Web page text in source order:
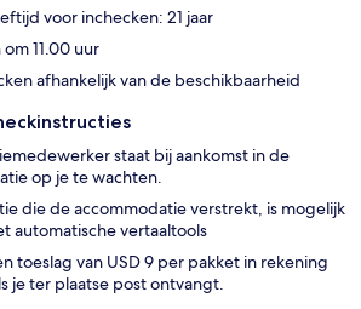
voor inchecken: 21 jaar
11.00 uur
afhankelijk van de beschikbaarheid
staat bij aankomst in de
op je te wachten.
die de accommodatie verstrekt, is mogelijk
automatische vertaaltools
toeslag van USD 9 per pakket in rekening
je ter plaatse post ontvangt.